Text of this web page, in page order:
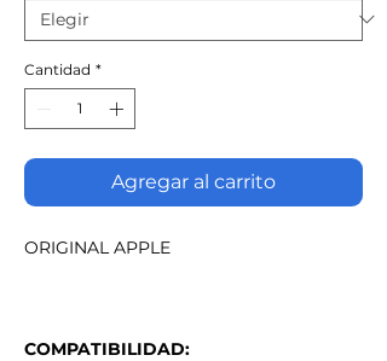
Cantidad *
Agregar al carrito
ORIGINAL APPLE
COMPATIBILIDAD: